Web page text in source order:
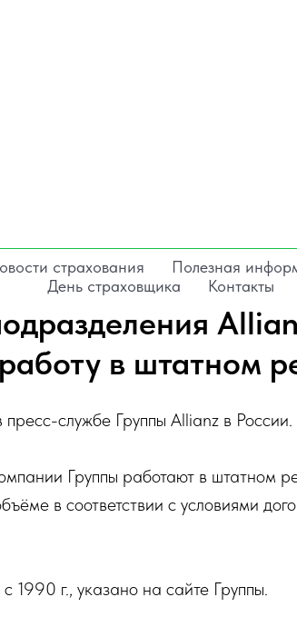
страхования Полезная
День страховщика
Контакты
в штатном
службе Группы Allianz в России.
Группы работают в штатном
в соответствии с условиями
1990 г., указано на сайте Группы.